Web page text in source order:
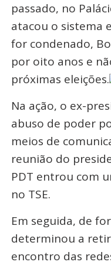
passado, no
atacou o sistema
for condenado,
por oito anos e
próximas eleições.
Na ação, o ex-
abuso de poder
meios de
reunião do
PDT entrou com
no TSE.
Em seguida, de
determinou a
encontro das